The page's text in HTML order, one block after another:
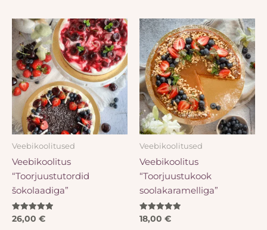
Veebikoolitused
Veebikoolitus
“Toorjuustutordid
šokolaadiga”
Hinnanguga
5.00
26,00 €
Veebikoolitused
Veebikoolitus
“Toorjuustukook
soolakaramelliga”
Hinnanguga
5.00
18,00 €